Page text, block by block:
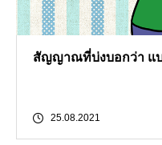
สัญญาณที่บ่งบอกว่า แ
25.08.2021